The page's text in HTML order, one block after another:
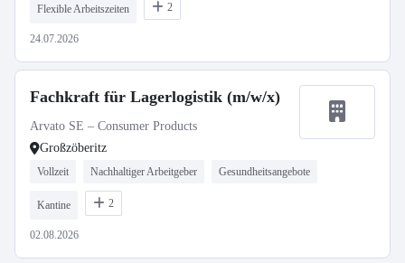
Flexible Arbeitszeiten 2
24.07.2026
Fachkraft für Lagerlogistik (m/w/x)
Arvato SE – Consumer Products
Großzöberitz
Vollzeit Nachhaltiger Arbeitgeber Gesundheitsangebote
Kantine 2
02.08.2026